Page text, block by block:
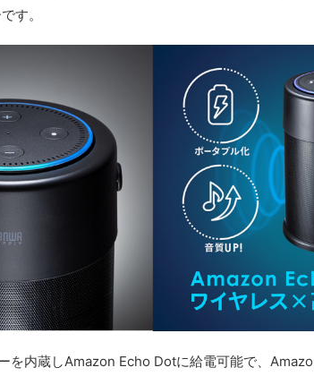
す。
を内蔵しAmazon Echo Dotに給電可能で、